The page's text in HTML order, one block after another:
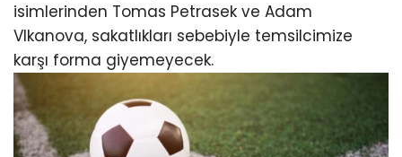
isimlerinden Tomas Petrasek ve Adam
Vlkanova, sakatlıkları sebebiyle temsilcimize
karşı forma giyemeyecek.